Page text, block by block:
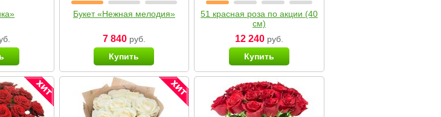
Букет «Нежная мелодия»
7 840руб.
Купить
51 красная роза по акции (40
см)
12 240 руб.
Купить